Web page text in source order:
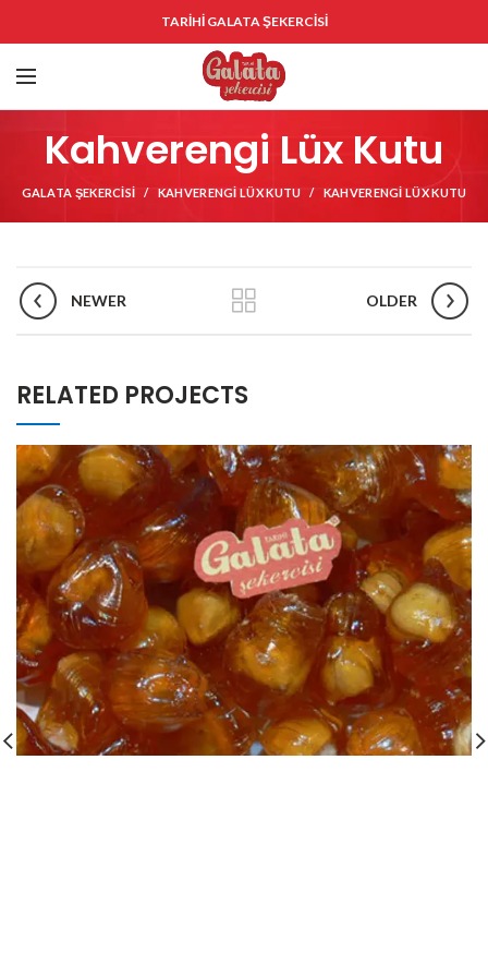
TARİHİ GALATA ŞEKERCİSİ
Kahverengi Lüx Kutu
GALATA ŞEKERCISI KAHVERENGI LÜX KUTU KAHVERENGI LÜX KUTU
NEWER OLDER
RELATED PROJECTS